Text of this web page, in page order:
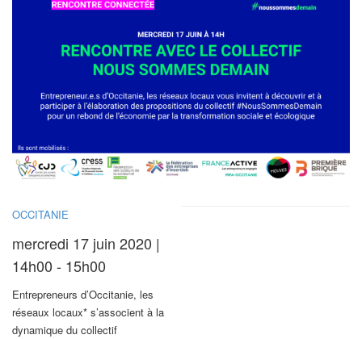
OCCITANIE
mercredi 17 juin 2020 |
14h00 - 15h00
Entrepreneurs d’Occitanie, les
réseaux locaux* s’associent à la
dynamique du collectif